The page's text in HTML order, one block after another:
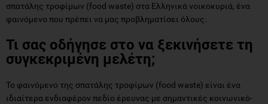
σπατάλης τροφίμων (food waste) στα Ελληνικά νοικοκυριά, ένα
φαινόμενο που πρέπει να μας προβληματίσει όλους.
Τι σας οδήγησε στο να ξεκινήσετε τη
συγκεκριμένη μελέτη;
Το φαινόμενο της σπατάλης τροφίμων (food waste) είναι ένα
ιδιαίτερα ενδιαφέρον πεδίο έρευνας με σημαντικές κοινωνικό-